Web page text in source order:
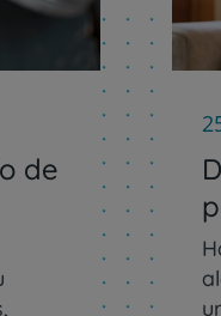
estar
Saúde
de